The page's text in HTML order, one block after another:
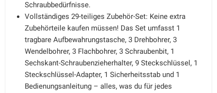
Schraubbedürfnisse.
Vollständiges 29-teiliges Zubehör-Set: Keine extra
Zubehörteile kaufen müssen! Das Set umfasst 1
tragbare Aufbewahrungstasche, 3 Drehbohrer, 3
Wendelbohrer, 3 Flachbohrer, 3 Schraubenbit, 1
Sechskant-Schraubenzieherhalter, 9 Steckschlüssel, 1
Steckschlüssel-Adapter, 1 Sicherheitsstab und 1
Bedienungsanleitung – alles, was du für jedes